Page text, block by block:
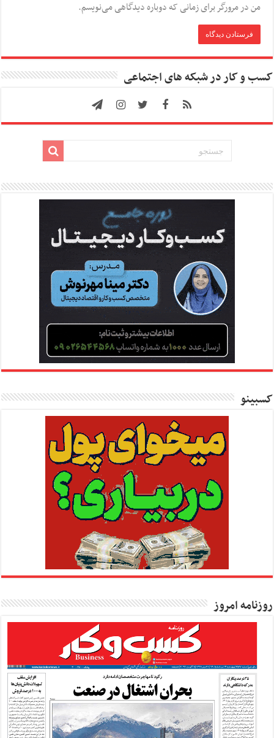
من در مرورگر برای زمانی که دوباره دیدگاهی می‌نویسم.
کسب و کار در شبکه های اجتماعی
کسبینو
روزنامه امروز